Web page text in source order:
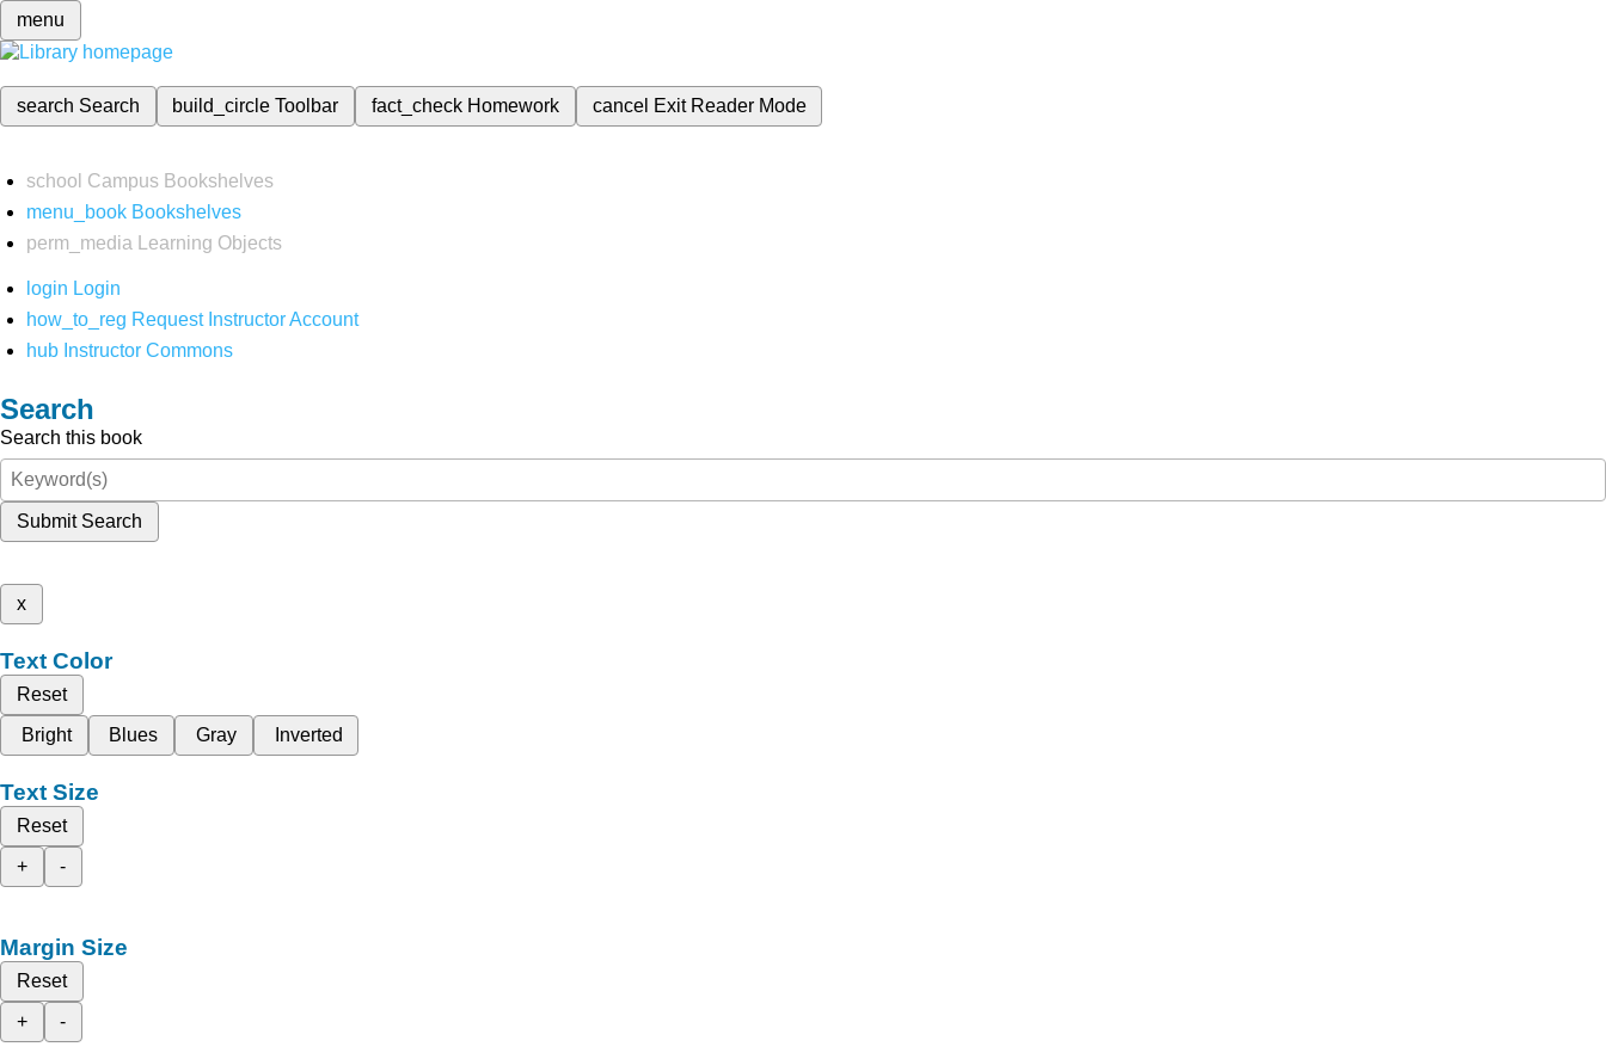
menu
search Search build_circleToolbar fact_check Homework cancel Exit Reader Mode
school Campus Bookshelves
menu_book Bookshelves
perm_media
Learning Objects
login Login
how_to_reg Request Instructor Account
hub Instructor Commons
Search
Search this book
Submit Search
x
Text Color
Reset
Bright
Blues Gray Inverted
Text Size
Reset
+
-
Margin Size
Reset
+
-